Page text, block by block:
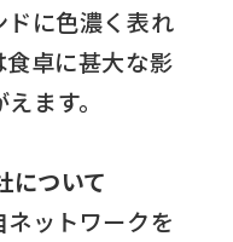
ドに色濃く表れ
卓に甚大な影
ます。
について
ットワークを